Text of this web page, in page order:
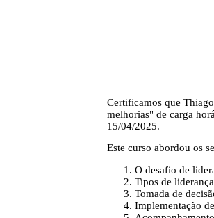
Certificamos que
melhorias" de carga
15/04/2025.
Este curso abordou os
O desafio de
Tipos de liderança
Tomada de
Implementação